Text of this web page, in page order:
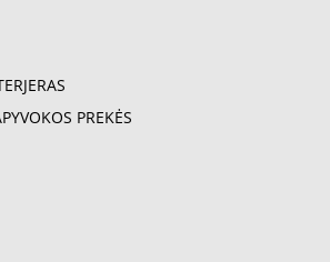
PREKĖS